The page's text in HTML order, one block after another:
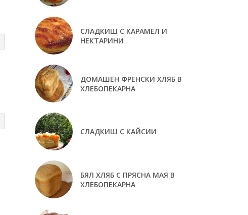
СЛАДКИШ С КАРАМЕЛ И
НЕКТАРИНИ
ДОМАШЕН ФРЕНСКИ ХЛЯБ В
ХЛЕБОПЕКАРНА
СЛАДКИШ С КАЙСИИ
БЯЛ ХЛЯБ С ПРЯСНА МАЯ В
ХЛЕБОПЕКАРНА